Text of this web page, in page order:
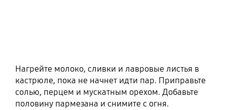
Нагрейте молоко, сливки и лавровые листья в
кастрюле, пока не начнет идти пар. Приправьте
солью, перцем и мускатным орехом. Добавьте
половину пармезана и снимите с огня.